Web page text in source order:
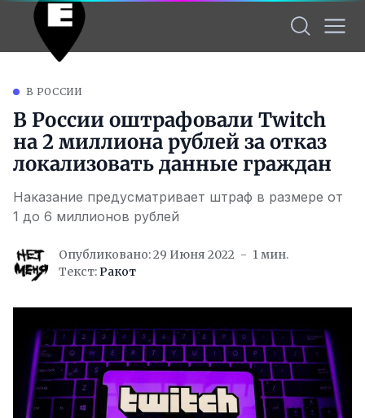
В РОССИИ
В России оштрафовали Twitch
на 2 миллиона рублей за отказ
локализовать данные граждан
Наказание предусматривает штраф в размере от
1 до 6 миллионов рублей
Опубликовано: 29 Июня 2022
1 мин.
Текст:Ракот